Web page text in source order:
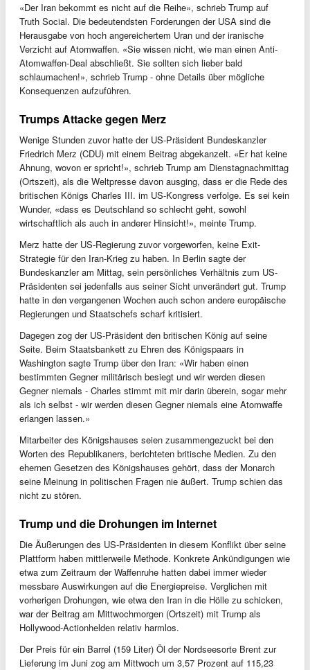
«Der Iran bekommt es nicht auf die Reihe», schrieb Trump auf
Truth Social. Die bedeutendsten Forderungen der USA sind die
Herausgabe von hoch angereichertem Uran und der iranische
Verzicht auf Atomwaffen. «Sie wissen nicht, wie man einen Anti-
Atomwaffen-Deal abschließt. Sie sollten sich lieber bald
schlaumachen!», schrieb Trump - ohne Details über mögliche
Konsequenzen aufzuführen.
Trumps Attacke gegen Merz
Wenige Stunden zuvor hatte der US-Präsident Bundeskanzler
Friedrich Merz (CDU) mit einem Beitrag abgekanzelt. «Er hat keine
Ahnung, wovon er spricht!», schrieb Trump am Dienstagnachmittag
(Ortszeit), als die Weltpresse davon ausging, dass er die Rede des
britischen Königs Charles III. im US-Kongress verfolge. Es sei kein
Wunder, «dass es Deutschland so schlecht geht, sowohl
wirtschaftlich als auch in anderer Hinsicht!», meinte Trump.
Merz hatte der US-Regierung zuvor vorgeworfen, keine Exit-
Strategie für den Iran-Krieg zu haben. In Berlin sagte der
Bundeskanzler am Mittag, sein persönliches Verhältnis zum US-
Präsidenten sei jedenfalls aus seiner Sicht unverändert gut. Trump
hatte in den vergangenen Wochen auch schon andere europäische
Regierungen und Staatschefs scharf kritisiert.
Dagegen zog der US-Präsident den britischen König auf seine
Seite. Beim Staatsbankett zu Ehren des Königspaars in
Washington sagte Trump über den Iran: «Wir haben einen
bestimmten Gegner militärisch besiegt und wir werden diesen
Gegner niemals - Charles stimmt mit mir darin überein, sogar mehr
als ich selbst - wir werden diesen Gegner niemals eine Atomwaffe
erlangen lassen.»
Mitarbeiter des Königshauses seien zusammengezuckt bei den
Worten des Republikaners, berichteten britische Medien. Zu den
ehernen Gesetzen des Königshauses gehört, dass der Monarch
seine Meinung in politischen Fragen nie äußert. Trump schien das
nicht zu stören.
Trump und die Drohungen im Internet
Die Äußerungen des US-Präsidenten in diesem Konflikt über seine
Plattform haben mittlerweile Methode. Konkrete Ankündigungen wie
etwa zum Zeitraum der Waffenruhe hatten dabei immer wieder
messbare Auswirkungen auf die Energiepreise. Verglichen mit
vorherigen Drohungen, wie etwa den Iran in die Hölle zu schicken,
war der Beitrag am Mittwochmorgen (Ortszeit) mit Trump als
Hollywood-Actionhelden relativ harmlos.
Der Preis für ein Barrel (159 Liter) Öl der Nordseesorte Brent zur
Lieferung im Juni zog am Mittwoch um 3,57 Prozent auf 115,23